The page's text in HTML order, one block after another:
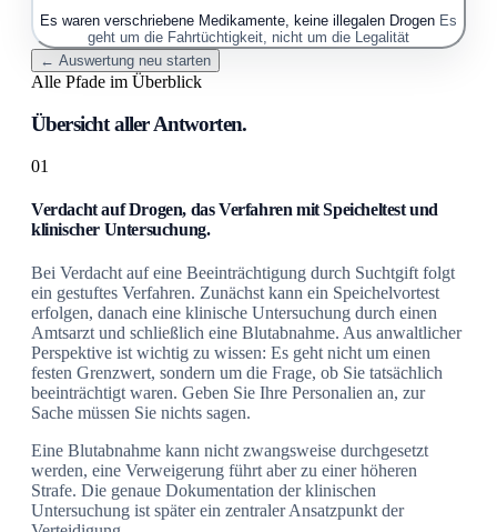
Es waren verschriebene Medikamente, keine illegalen Drogen Es
geht um die Fahrtüchtigkeit, nicht um die Legalität
← Auswertung neu starten
Alle Pfade im Überblick
Übersicht aller Antworten.
01
Verdacht auf Drogen, das Verfahren mit Speicheltest und
klinischer Untersuchung.
Bei Verdacht auf eine Beeinträchtigung durch Suchtgift folgt
ein gestuftes Verfahren. Zunächst kann ein Speichelvortest
erfolgen, danach eine klinische Untersuchung durch einen
Amtsarzt und schließlich eine Blutabnahme. Aus anwaltlicher
Perspektive ist wichtig zu wissen: Es geht nicht um einen
festen Grenzwert, sondern um die Frage, ob Sie tatsächlich
beeinträchtigt waren. Geben Sie Ihre Personalien an, zur
Sache müssen Sie nichts sagen.
Eine Blutabnahme kann nicht zwangsweise durchgesetzt
werden, eine Verweigerung führt aber zu einer höheren
Strafe. Die genaue Dokumentation der klinischen
Untersuchung ist später ein zentraler Ansatzpunkt der